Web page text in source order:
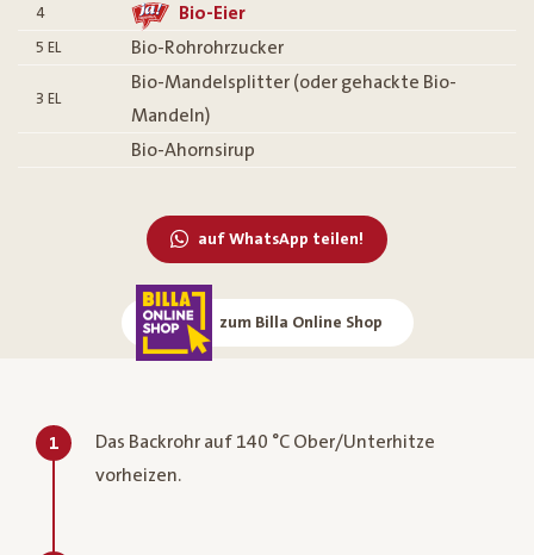
4 Bio-Eier
5 EL Bio-Rohrohrzucker
3 EL
Bio-Mandelsplitter (oder gehackte Bio-
Mandeln)
Bio-Ahornsirup
auf WhatsApp teilen!
zum Billa Online Shop
1
Das Backrohr auf 140 °C Ober/Unterhitze
vorheizen.